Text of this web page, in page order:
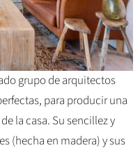
grupo de arquitectos
para producir una
la casa. Su sencillez y
(hecha en madera) y sus